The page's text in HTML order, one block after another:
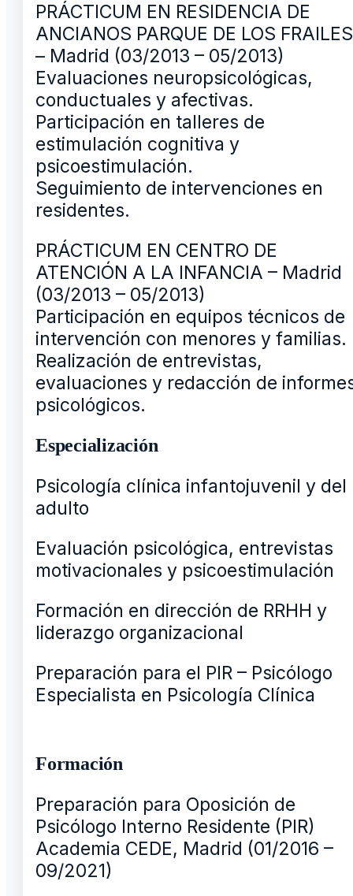
PRÁCTICUM EN RESIDENCIA DE
ANCIANOS PARQUE DE LOS FRAILES
– Madrid (03/2013 – 05/2013)
Evaluaciones neuropsicológicas,
conductuales y afectivas.
Participación en talleres de
estimulación cognitiva y
psicoestimulación.
Seguimiento de intervenciones en
residentes.
PRÁCTICUM EN CENTRO DE
ATENCIÓN A LA INFANCIA – Madrid
(03/2013 – 05/2013)
Participación en equipos técnicos de
intervención con menores y familias.
Realización de entrevistas,
evaluaciones y redacción de
psicológicos.
Especialización
Psicología clínica infantojuvenil y del
adulto
Evaluación psicológica, entrevistas
motivacionales y psicoestimulación
Formación en dirección de RRHH y
liderazgo organizacional
Preparación para el PIR – Psicólogo
Especialista en Psicología Clínica
Formación
Preparación para Oposición de
Psicólogo Interno Residente (PIR)
Academia CEDE, Madrid (01/2016 –
09/2021)